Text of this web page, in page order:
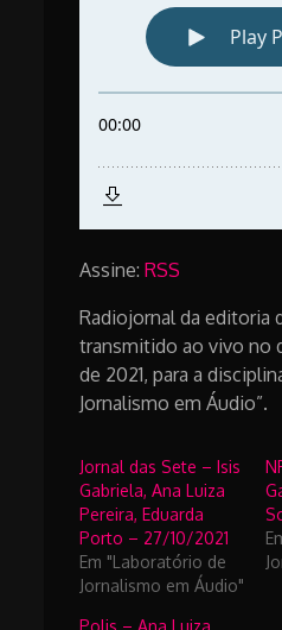
Assine:RSS
Radiojornal da editoria
transmitido ao vivo no
de 2021, para a
Jornalismo em Áudio”.
Jornal das Sete – Isis
Gabriela, Ana Luiza
Pereira, Eduarda
Porto – 27/10/2021
Em "Laboratório de
Jornalismo em Áudio"
Polis – Ana Luiza